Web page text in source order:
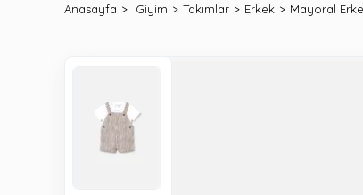
Anasayfa Giyim Takımlar Erkek Mayoral